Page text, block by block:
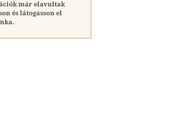
már elavultak
és látogasson el